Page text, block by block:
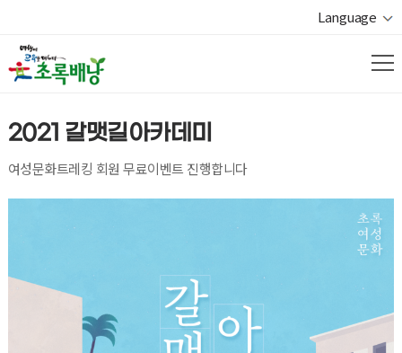
Language
2021 갈맷길아카데미
여성문화트레킹 회원 무료이벤트 진행합니다